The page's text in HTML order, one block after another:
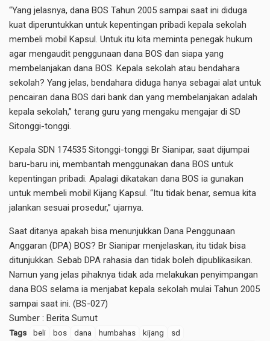
“Yang jelasnya, dana BOS Tahun 2005 sampai saat ini diduga
kuat diperuntukkan untuk kepentingan pribadi kepala sekolah
membeli mobil Kapsul. Untuk itu kita meminta penegak hukum
agar mengaudit penggunaan dana BOS dan siapa yang
membelanjakan dana BOS. Kepala sekolah atau bendahara
sekolah? Yang jelas, bendahara diduga hanya sebagai alat untuk
pencairan dana BOS dari bank dan yang membelanjakan adalah
kepala sekolah,” terang guru yang mengaku mengajar di SD
Sitonggi-tonggi.
Kepala SDN 174535 Sitonggi-tonggi Br Sianipar, saat dijumpai
baru-baru ini, membantah menggunakan dana BOS untuk
kepentingan pribadi. Apalagi dikatakan dana BOS ia gunakan
untuk membeli mobil Kijang Kapsul. “Itu tidak benar, semua kita
jalankan sesuai prosedur,” ujarnya.
Saat ditanya apakah bisa menunjukkan Dana Penggunaan
Anggaran (DPA) BOS? Br Sianipar menjelaskan, itu tidak bisa
ditunjukkan. Sebab DPA rahasia dan tidak boleh dipublikasikan.
Namun yang jelas pihaknya tidak ada melakukan penyimpangan
dana BOS selama ia menjabat kepala sekolah mulai Tahun 2005
sampai saat ini. (BS-027)
Sumber : Berita Sumut
Tags beli bos dana humbahas kijang sd